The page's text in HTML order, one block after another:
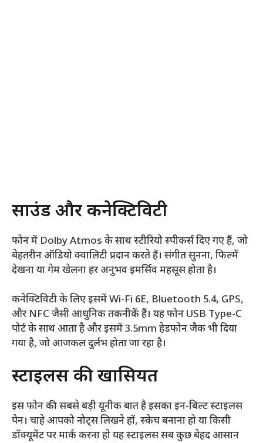
साउंड और कनेक्टिविटी
फोन में Dolby Atmos के साथ स्टीरियो स्पीकर्स दिए गए हैं, जो
बेहतरीन ऑडियो क्वालिटी प्रदान करते हैं। संगीत सुनना, फिल्में
देखना या गेम खेलना हर अनुभव इमर्सिव महसूस होता है।
कनेक्टिविटी के लिए इसमें Wi-Fi 6E, Bluetooth 5.4, GPS,
और NFC जैसी आधुनिक तकनीकें हैं। यह फोन USB Type-C
पोर्ट के साथ आता है और इसमें 3.5mm हेडफोन जैक भी दिया
गया है, जो आजकल दुर्लभ होता जा रहा है।
स्टाइलस की खासियत
इस फोन की सबसे बड़ी यूनीक बात है इसका इन-बिल्ट स्टाइलस
पेन। चाहे आपको नोट्स लिखने हों, स्केच बनाना हो या किसी
डॉक्यूमेंट पर मार्क करना हो यह स्टाइलस सब कुछ बेहद आसान